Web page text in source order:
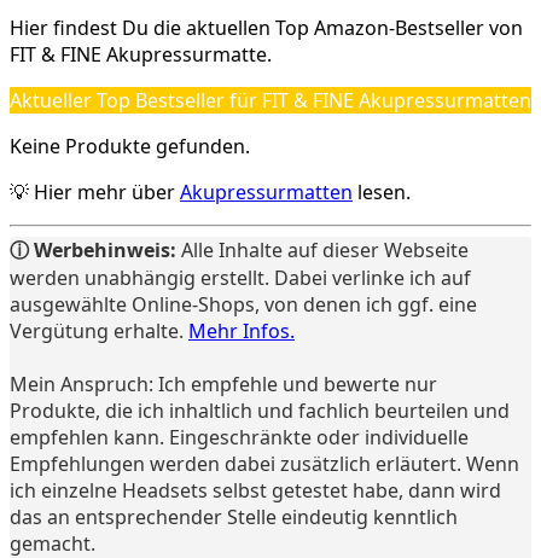
Hier findest Du die aktuellen Top Amazon-Bestseller von
FIT & FINE Akupressurmatte.
Aktueller Top Bestseller für FIT & FINE Akupressurmatten
Keine Produkte gefunden.
💡 Hier mehr überAkupressurmatten lesen.
ⓘ Werbehinweis: Alle Inhalte auf dieser Webseite
werden unabhängig erstellt. Dabei verlinke ich auf
ausgewählte Online-Shops, von denen ich ggf. eine
Vergütung erhalte. Mehr Infos.
Mein Anspruch: Ich empfehle und bewerte nur
Produkte, die ich inhaltlich und fachlich beurteilen und
empfehlen kann. Eingeschränkte oder individuelle
Empfehlungen werden dabei zusätzlich erläutert. Wenn
ich einzelne Headsets selbst getestet habe, dann wird
das an entsprechender Stelle eindeutig kenntlich
gemacht.